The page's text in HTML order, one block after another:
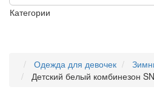
Категории
Одежда для девочек
Детский белый комбинезон